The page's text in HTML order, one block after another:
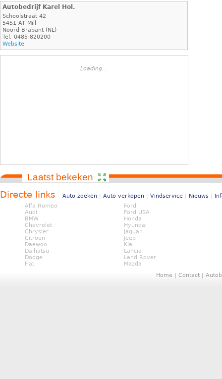
Autobedrijf Karel Hol.
Schoolstraat 42
5451 AT Mill
Noord-Brabant (NL)
Tel. 0485-820200
Website
Loading...
Laatst bekeken
Directe links
Auto zoeken | Auto verkopen | Vindservice | Nieuws |
Alfa Romeo
Audi
BMW
Chevrolet
Chrysler
Citroen
Daewoo
Daihatsu
Dodge
Fiat
Ford
Ford USA
Honda
Hyundai
Jaguar
Jeep
Kia
Lancia
Land Rover
Mazda
Home | Contact |